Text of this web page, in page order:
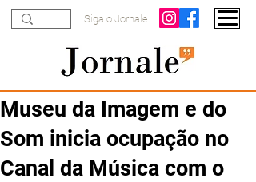
Siga o Jornale
Museu da Imagem e do
Som inicia ocupação no
Canal da Música com o